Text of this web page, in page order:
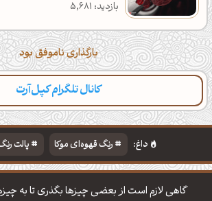
بازدید: 5,681
بارگذاری ناموفق بود
کانال تلگرام کپل‌آرت
داغ: رنگ قهوه‌ای موکا
پالت
دانلود والپیپر مذهبی
گاهی لازم است از بعضی چیزها بگذری تا به